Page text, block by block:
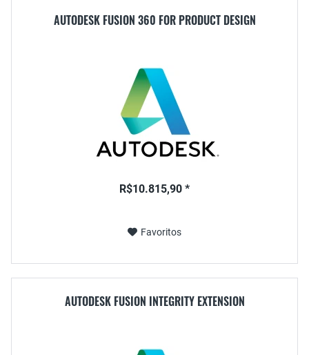
AUTODESK FUSION 360 FOR PRODUCT DESIGN
R$10.815,90 *
Favoritos
AUTODESK FUSION INTEGRITY EXTENSION